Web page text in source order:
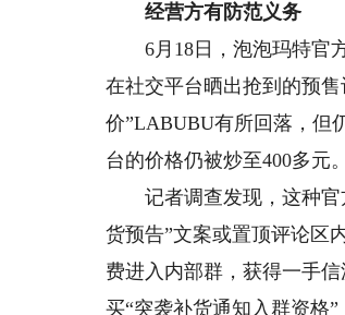
经营方有防范义务
6月18日，泡泡玛特官方
在社交平台晒出抢到的预
价”LABUBU有所回落，但
台的价格仍被炒至400多元。
记者调查发现，这种官
货预告”文案或置顶评论区
费进入内部群，获得一手
买“突袭补货通知入群资格”